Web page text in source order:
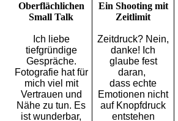
Oberflächlichen
Small Talk
Ich liebe
tiefgründige
Gespräche.
Fotografie hat für
mich viel mit
Vertrauen und
Nähe zu tun. Es
ist wunderbar,
Ein Shooting mit
Zeitlimit
Zeitdruck? Nein,
danke! Ich
glaube fest
daran,
dass echte
Emotionen nicht
auf Knopfdruck
entstehen